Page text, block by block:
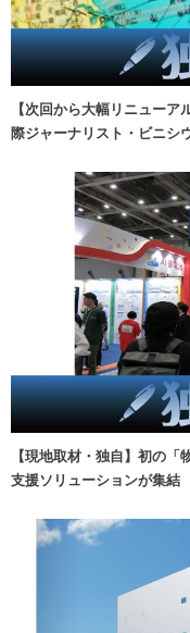
【次回から大幅リニュー
際ジャーナリスト・ビニシ
【現地取材・独自】初の
支援ソリューションが集結